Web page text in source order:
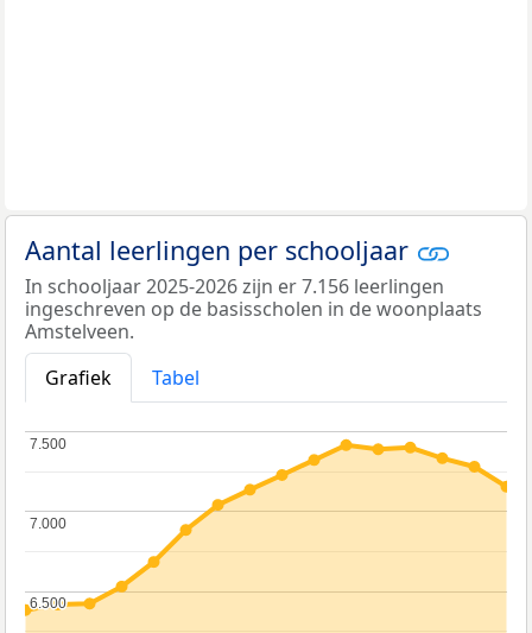
Aantal leerlingen per schooljaar
In schooljaar 2025-2026 zijn er 7.156 leerlingen
ingeschreven op de basisscholen in de woonplaats
Amstelveen.
Grafiek
Tabel
6.500
6.500
7.000
7.000
7.500
7.500